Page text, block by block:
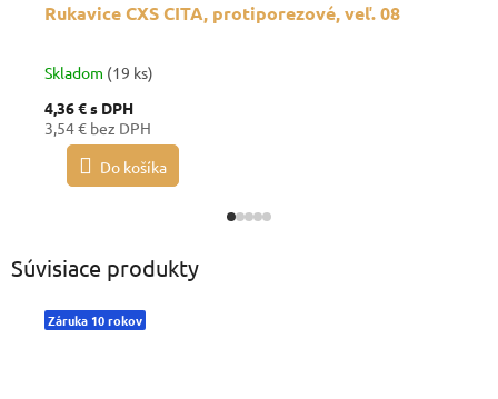
Rukavice CXS CITA, protiporezové, veľ. 08
Skladom (19 ks)
4,36 €s DPH
3,54 € bez DPH
Do košíka
Súvisiace produkty
Záruka 10 rokov